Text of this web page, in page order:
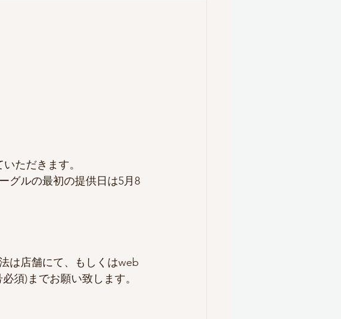
ただきます。
グルの最初の提供日は5月8
は店舗にて、もしくはweb
須)までお願い致します。